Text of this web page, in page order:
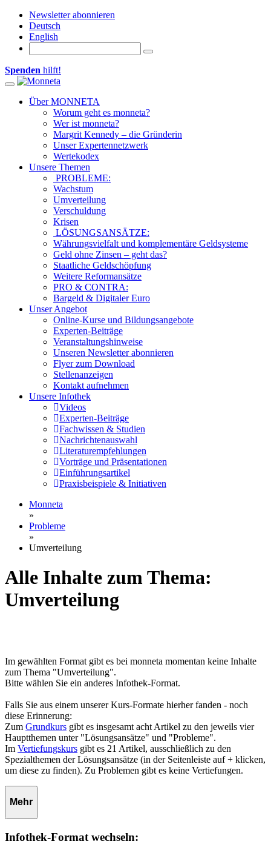
Newsletter abonnieren
Deutsch
English
Spenden hilft!
Toggle navigation
Über MONNETA
Worum geht es monneta?
Wer ist monneta?
Margrit Kennedy – die Gründerin
Unser Expertennetzwerk
Wertekodex
Unsere Themen
PROBLEME:
Wachstum
Umverteilung
Verschuldung
Krisen
LÖSUNGSANSÄTZE:
Währungsvielfalt und komplementäre Geldsysteme
Geld ohne Zinsen – geht das?
Staatliche Geldschöpfung
Weitere Reformansätze
PRO & CONTRA:
Bargeld & Digitaler Euro
Unser Angebot
Online-Kurse und Bildungsangebote
Experten-Beiträge
Veranstaltungshinweise
Unseren Newsletter abonnieren
Flyer zum Download
Stellenanzeigen
Kontakt aufnehmen
Unsere Infothek
Videos
Experten-Beiträge
Fachwissen & Studien
Nachrichtenauswahl
Literaturempfehlungen
Vorträge und Präsentationen
Einführungsartikel
Praxisbeispiele & Initiativen
Monneta
»
Probleme
»
Umverteilung
Alle Inhalte zum Thema:
Umverteilung
Im gewählten Format gibt es bei monneta momentan keine Inhalte
zum Thema "Umverteilung".
Bitte wählen Sie ein anderes Infothek-Format.
Falls Sie aus einem unserer Kurs-Formate hierher fanden - noch
diese Erinnerung:
Zum Grundkurs gibt es insgesamt acht Artikel zu den jeweils vier
Hauptthemen unter "Lösungsansätze" und "Probleme".
Im Vertiefungskurs gibt es 21 Artikel, ausschließlich zu den
Spezialthemen der Lösungsansätze (in der Seitenleiste auf + klicken,
um diese zu finden). Zu Problemen gibt es keine Vertiefungen.
Mehr
Infothek-Format wechseln: